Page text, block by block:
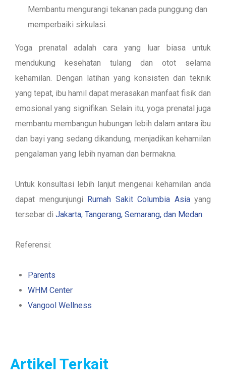
Membantu mengurangi tekanan pada punggung dan
memperbaiki sirkulasi.
Yoga prenatal adalah cara yang luar biasa untuk
mendukung kesehatan tulang dan otot selama
kehamilan. Dengan latihan yang konsisten dan teknik
yang tepat, ibu hamil dapat merasakan manfaat fisik dan
emosional yang signifikan. Selain itu, yoga prenatal juga
membantu membangun hubungan lebih dalam antara ibu
dan bayi yang sedang dikandung, menjadikan kehamilan
pengalaman yang lebih nyaman dan bermakna.
Untuk konsultasi lebih lanjut mengenai kehamilan anda
dapat mengunjungi Rumah Sakit Columbia Asiayang
tersebar di Jakarta, Tangerang, Semarang, dan Medan.
Referensi:
Parents
WHM Center
Vangool Wellness
Artikel Terkait